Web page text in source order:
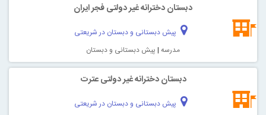
دبستان دخترانه غیر دولتی فجر ایران
پیش دبستانی و دبستان در شریعتی
مدرسه | پیش دبستانی و دبستان
دبستان دخترانه غیر دولتی عترت
پیش دبستانی و دبستان در شریعتی